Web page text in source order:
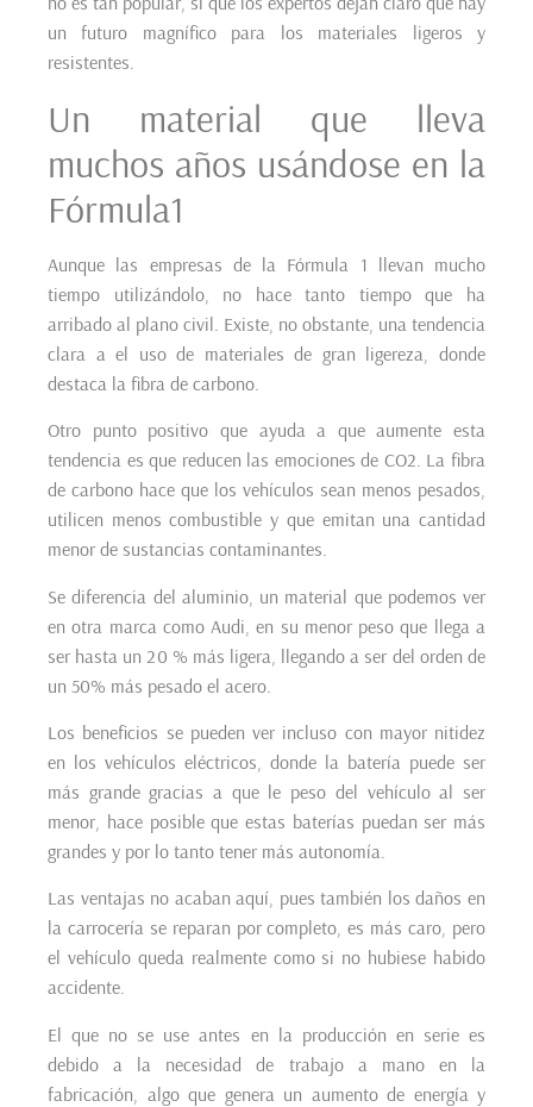
un futuro magnífico para los materiales ligeros y
resistentes.
Un material que lleva
muchos años usándose en la
Fórmula1
Aunque las empresas de la Fórmula 1 llevan mucho
tiempo utilizándolo, no hace tanto tiempo que ha
arribado al plano civil. Existe, no obstante, una tendencia
clara a el uso de materiales de gran ligereza, donde
destaca la fibra de carbono.
Otro punto positivo que ayuda a que aumente esta
tendencia es que reducen las emociones de CO2. La fibra
de carbono hace que los vehículos sean menos pesados,
utilicen menos combustible y que emitan una cantidad
menor de sustancias contaminantes.
Se diferencia del aluminio, un material que podemos ver
en otra marca como Audi, en su menor peso que llega a
ser hasta un 20 % más ligera, llegando a ser del orden de
un 50% más pesado el acero.
Los beneficios se pueden ver incluso con mayor nitidez
en los vehículos eléctricos, donde la batería puede ser
más grande gracias a que le peso del vehículo al ser
menor, hace posible que estas baterías puedan ser más
grandes y por lo tanto tener más autonomía.
Las ventajas no acaban aquí, pues también los daños en
la carrocería se reparan por completo, es más caro, pero
el vehículo queda realmente como si no hubiese habido
accidente.
El que no se use antes en la producción en serie es
debido a la necesidad de trabajo a mano en la
fabricación, algo que genera un aumento de energía y